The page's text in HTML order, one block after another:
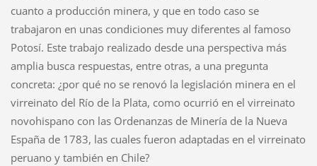
cuanto a producción minera, y que en todo caso se
trabajaron en unas condiciones muy diferentes al famoso
Potosí. Este trabajo realizado desde una perspectiva más
amplia busca respuestas, entre otras, a una pregunta
concreta: ¿por qué no se renovó la legislación minera en el
virreinato del Río de la Plata, como ocurrió en el virreinato
novohispano con las Ordenanzas de Minería de la Nueva
España de 1783, las cuales fueron adaptadas en el virreinato
peruano y también en Chile?